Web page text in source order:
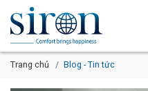
Trang chủ Blog - Tin tức